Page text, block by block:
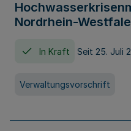
Nordrhein-
In Kraft Seit 25. Juli
Verwaltungsvorschrift